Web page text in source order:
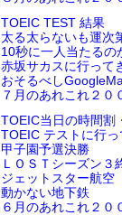
TOEIC TEST 結果
太る太らないも運次
10秒に一人当たるの
赤坂サカスに行って
おそるべし
７月のあれこれ２０
TOEIC当日の時間割
TOEIC テストに行
甲子園予選決勝
ＬＯＳＴシーズン３
ジェットスター航空
動かない地下鉄
６月のあれこれ２０